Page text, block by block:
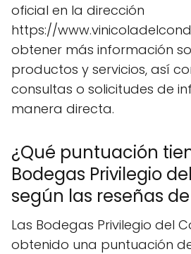
oficial en la dirección
https://
obtener más información
productos y servicios, así
consultas o solicitudes de
manera directa.
¿Qué puntuación
Bodegas Privilegio
según las reseñas
Las Bodegas Privilegio del
obtenido una puntuación